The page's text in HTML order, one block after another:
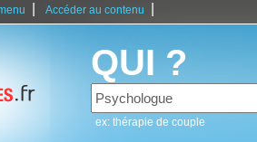
Accéder au contenu
QUI ?
ex: thérapie de couple